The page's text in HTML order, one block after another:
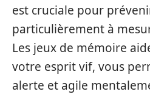
est cruciale pour
particulièrement à
Les jeux de mémoire
votre esprit vif, vous
alerte et agile